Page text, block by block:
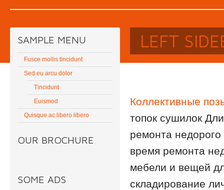
SAMPLE MENU
Fusce mollis tincidunt
Sed eu arcu dolor
Tincidunt
Euismod
Quisque ac libero libero
OUR BROCHURE
SOME ADS
LEFT
Коллективные
топок сушилок
ремонта
время ремонта
мебели и вещей
складирование